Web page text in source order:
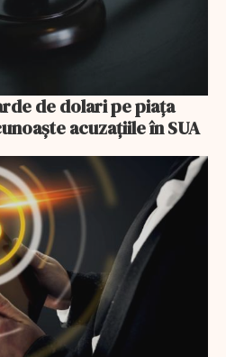
de dolari pe piața
acuzațiile în SUA